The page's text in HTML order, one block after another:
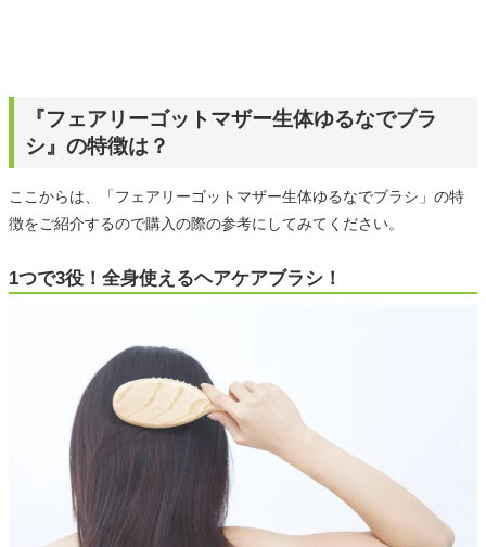
『フェアリーゴットマザー生体ゆるなでブラ
シ』の特徴は？
ここからは、「フェアリーゴットマザー生体ゆるなでブラシ」の特
徴をご紹介するので購入の際の参考にしてみてください。
1つで3役！全身使えるヘアケアブラシ！